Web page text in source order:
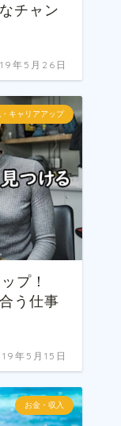
チャン
年5月26日
キャリアアップ
プ！
う仕事
年5月15日
お金・収入